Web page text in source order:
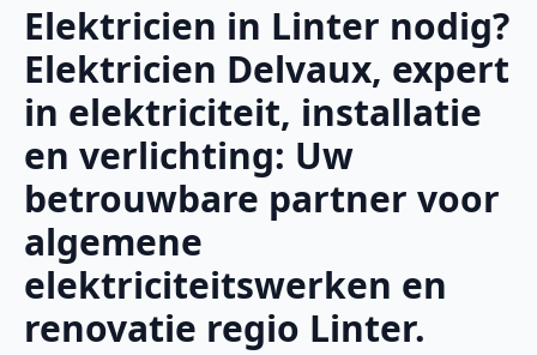
Elektricien in Linter nodig?
Elektricien Delvaux, expert
in elektriciteit, installatie
en verlichting: Uw
betrouwbare partner voor
algemene
elektriciteitswerken en
renovatie regio Linter.